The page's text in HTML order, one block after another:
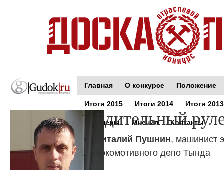
Главная О конкурсе Положение
Итоги 2015 Итоги 2014 Итоги 2013
Партнеры Мнения Контакты
Бдительный
Виталий Пушнин, машинист
локомотивного депо Тында